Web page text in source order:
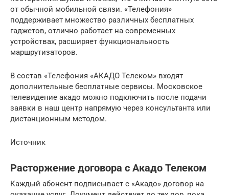
от обычной мобильной связи. «Телефония»
поддерживает множество различных бесплатных
гаджетов, отлично работает на современных
устройствах, расширяет функциональность
маршрутизаторов.
В состав «Телефония «АКАДО Телеком» входят
дополнительные бесплатные сервисы. Московское
телевидение акадо можно подключить после подачи
заявки в наш центр напрямую через консультанта или
дистанционным методом.
Источник
Расторжение договора c Акадо Телеком
Каждый абонент подписывает с «Акадо» договор на